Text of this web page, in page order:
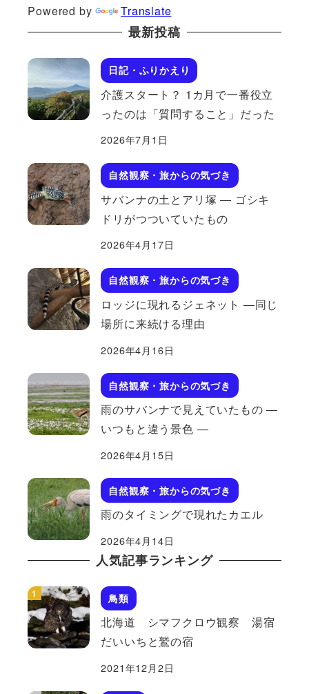
Powered by Translate
最新投稿
日記・ふりかえり
介護スタート？ 1カ月で一番役立
ったのは「質問すること」だった
2026年7月1日
自然観察・旅からの気づき
サバンナの土とアリ塚 ― ゴシキ
ドリがつついていたもの
2026年4月17日
自然観察・旅からの気づき
ロッジに現れるジェネット ―同じ
場所に来続ける理由
2026年4月16日
自然観察・旅からの気づき
雨のサバンナで見えていたもの ―
いつもと違う景色 ―
2026年4月15日
自然観察・旅からの気づき
雨のタイミングで現れたカエル
2026年4月14日
人気記事ランキング
鳥類
北海道 シマフクロウ観察 湯宿
だいいちと鷲の宿
2021年12月2日